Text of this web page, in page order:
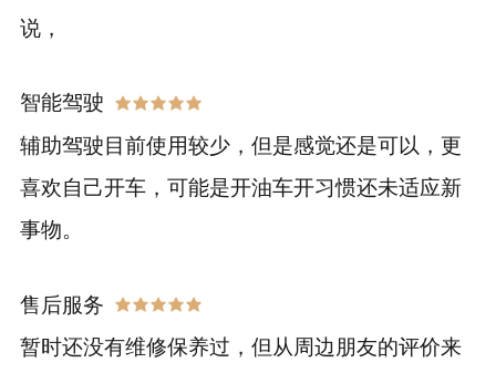
说，
智能驾驶
辅助驾驶目前使用较少，但是感觉还是可以，更
喜欢自己开车，可能是开油车开习惯还未适应新
事物。
售后服务
暂时还没有维修保养过，但从周边朋友的评价来